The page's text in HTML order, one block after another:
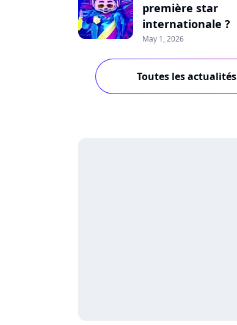
première star
internationale ?
May 1, 2026
Toutes les actualités